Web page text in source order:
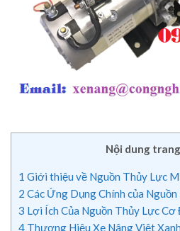
Nội dung trang
1 Giới thiệu về Nguồn Thủy Lực
2 Các Ứng Dụng Chính của
3 Lợi Ích Của Nguồn Thủy Lực Cơ
4 Thương Hiệu Xe Nâng Việt Xanh